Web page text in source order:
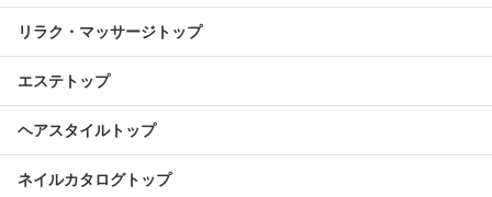
リラク・マッサージトップ
エステトップ
ヘアスタイルトップ
ネイルカタログトップ